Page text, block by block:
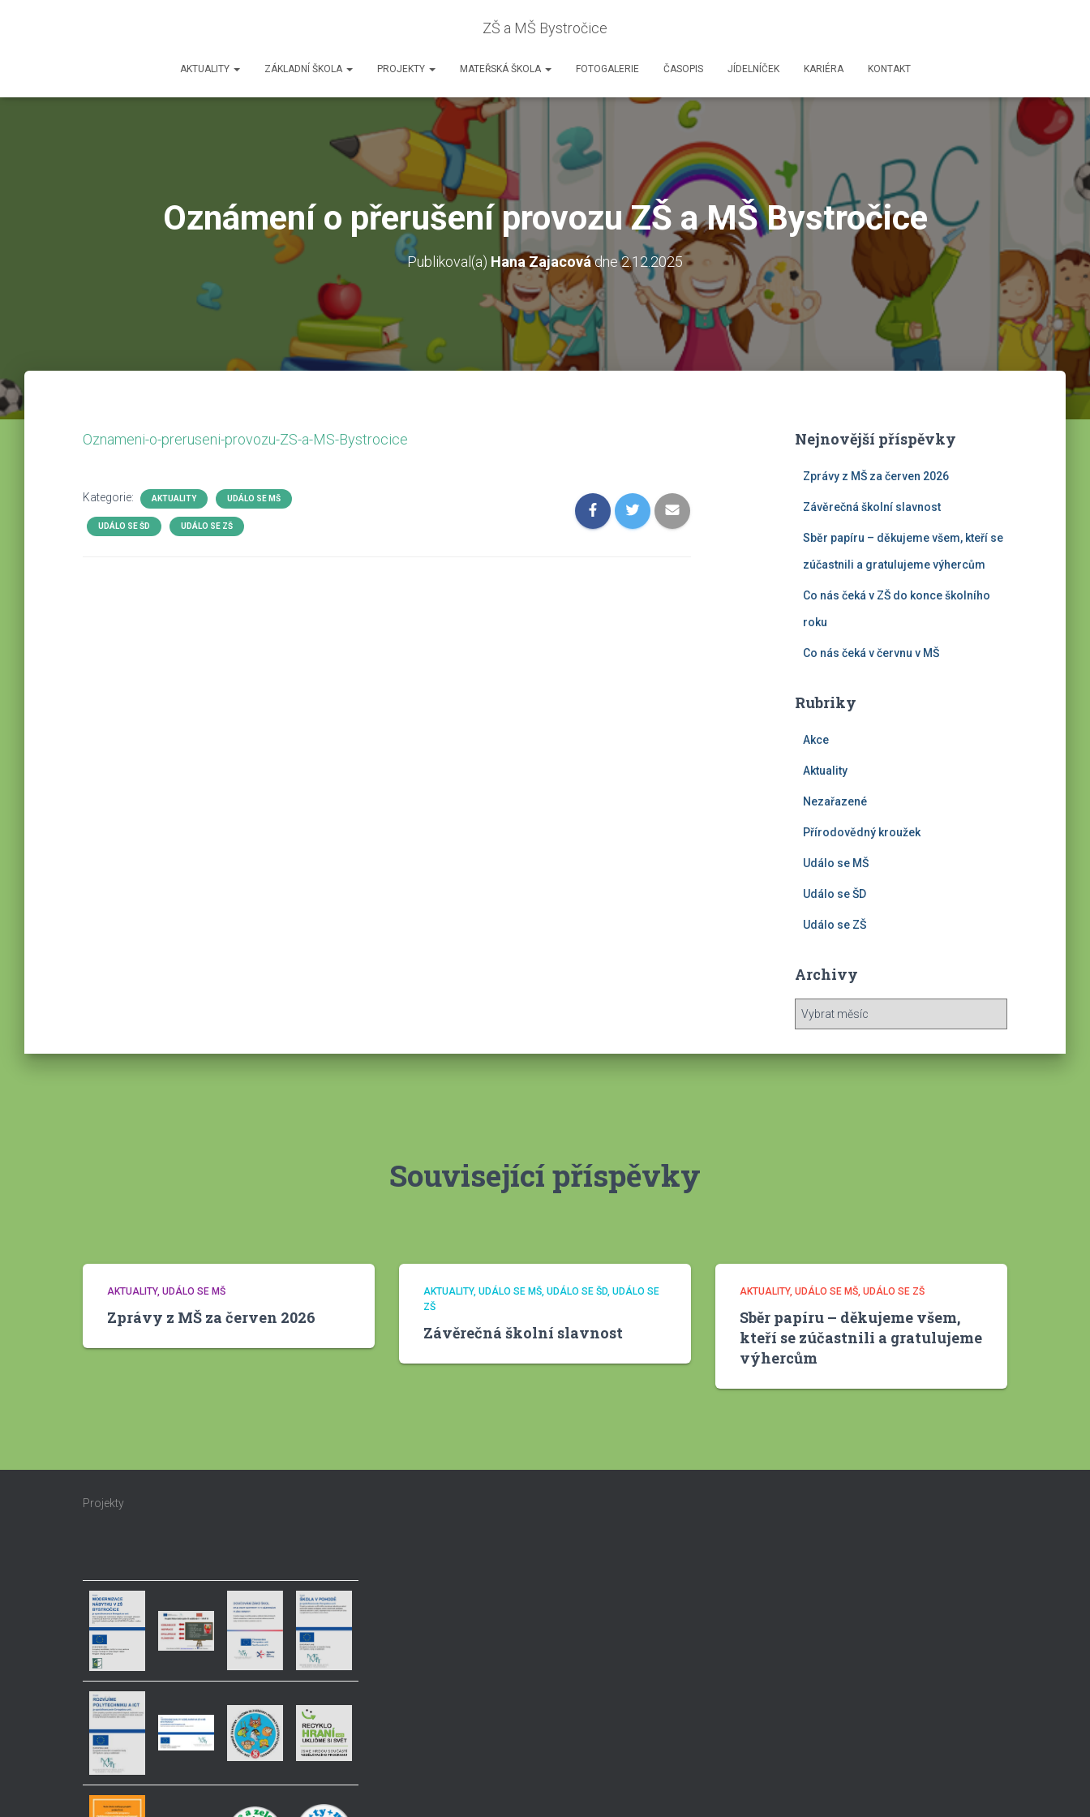
ZŠ a MŠ Bystročice
AKTUALITY ZÁKLADNÍ ŠKOLA PROJEKTY MATEŘSKÁ ŠKOLA FOTOGALERIE ČASOPIS JÍDELNÍČEK KARIÉRA KONTAKT
Oznámení o přerušení provozu ZŠ a MŠ Bystročice
Publikoval(a) Hana Zajacovádne2.12.2025
Oznameni-o-preruseni-provozu-ZS-a-MS-Bystrocice
Kategorie: AKTUALITY UDÁLO SE MŠ
UDÁLO SE ŠD UDÁLO SE ZŠ
Nejnovější příspěvky
Zprávy z MŠ za červen 2026
Závěrečná školní slavnost
Sběr papíru – děkujeme všem, kteří se
zúčastnili a gratulujeme výhercům
Co nás čeká v ZŠ do konce školního
roku
Co nás čeká v červnu v MŠ
Rubriky
Akce
Aktuality
Nezařazené
Přírodovědný kroužek
Událo se MŠ
Událo se ŠD
Událo se ZŠ
Archivy
h
Související příspěvky
AKTUALITY UDÁLO SE MŠ
Zprávy z MŠ za červen 2026
AKTUALITY UDÁLO SE MŠ UDÁLO SE ŠD UDÁLO SE
ZŠ
Závěrečná školní slavnost
AKTUALITY UDÁLO SE MŠ UDÁLO SE ZŠ
Sběr papíru – děkujeme všem,
kteří se zúčastnili a gratulujeme
výhercům
Projekty